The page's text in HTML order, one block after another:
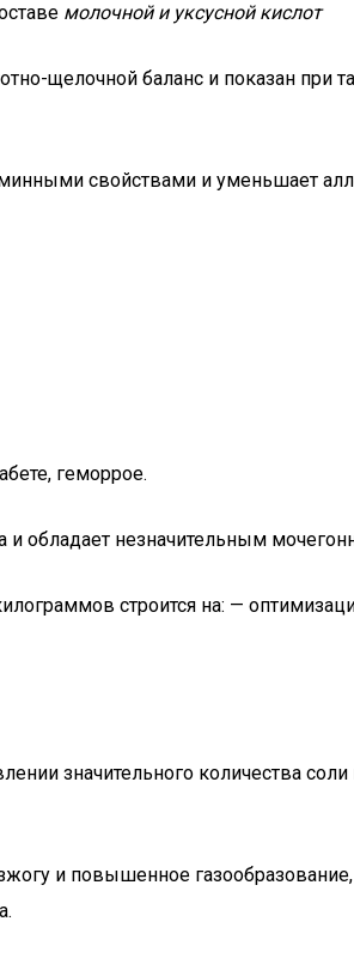
молочной и уксусной кислот
щелочной баланс и показан при
свойствами и уменьшает
геморрое.
и обладает незначительным
строится на: —
значительного количества
и повышенное